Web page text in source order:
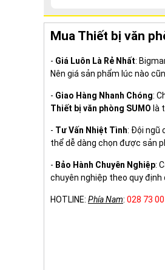
Mua Thiết bị văn
- Giá Luôn Là Rẻ Nhất:
Nên giá sản phẩm lúc nào
- Giao Hàng Nhanh Chóng:
Thiết bị văn phòng SUMO là
- Tư Vấn Nhiệt Tình: Đội ngũ
thể dễ dàng chọn được sản
- Bảo Hành Chuyên Nghiệp:
chuyên nghiệp theo quy
HOTLINE: Phía Nam: 028 73